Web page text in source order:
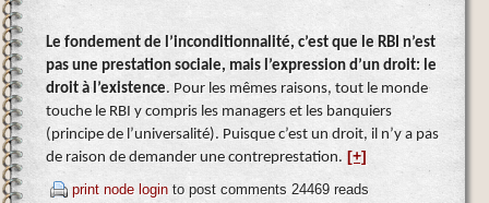
Le fondement de l’inconditionnalité, c’est que le RBI n’est
pas une prestation sociale, mais l’expression d’un droit: le
droit à l’existence. Pour les mêmes raisons, tout le monde
touche le RBI y compris les managers et les banquiers
(principe de l’universalité). Puisque c’est un droit, il n’y a pas
de raison de demander une contreprestation. [+]
print node login to post comments 24469 reads